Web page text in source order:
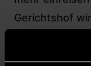
Gerichtshof